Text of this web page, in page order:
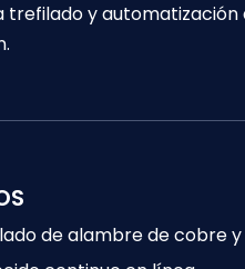
y automatización
de alambre de cobre y